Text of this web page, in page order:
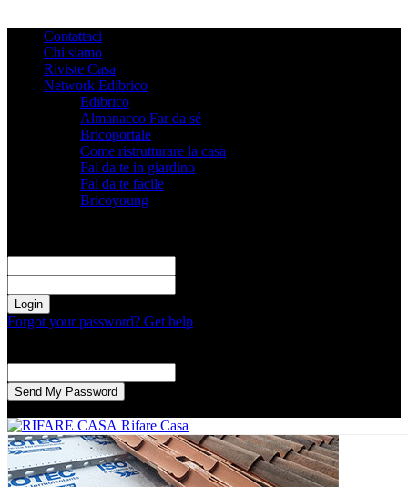
Contattaci
Chi siamo
Riviste Casa
Network Edibrico
Edibrico
Almanacco Far da sé
Bricoportale
Come ristrutturare la casa
Fai da te in giardino
Fai da te facile
Bricoyoung
Forgot your password? Get help
Rifare Casa